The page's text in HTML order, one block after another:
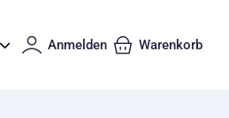
Anmelden Warenkorb